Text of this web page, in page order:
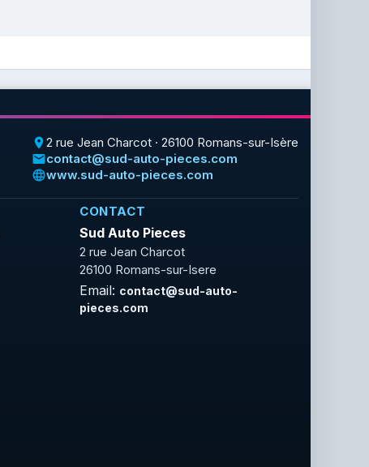
place2 rue Jean Charcot · 26100 Romans-sur-Isère
emailcontact@sud-auto-pieces.com
languagewww.sud-auto-pieces.com
CONTACT
Sud Auto Pieces
2 rue Jean Charcot
26100 Romans-sur-Isere
Email: contact@sud-auto-
pieces.com